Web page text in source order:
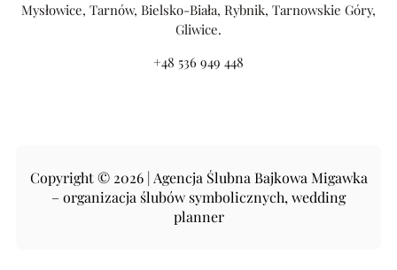
Mysłowice, Tarnów, Bielsko-Biała, Rybnik, Tarnowskie Góry,
Gliwice.
+48 536 949 448
Copyright © 2026 | Agencja Ślubna Bajkowa Migawka
– organizacja ślubów symbolicznych, wedding
planner